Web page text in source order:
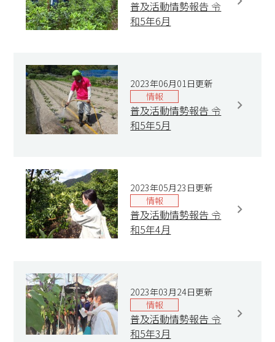
普及活動情勢報告 令
和5年6月
2023年06月01日更新
情報
普及活動情勢報告 令
和5年5月
2023年05月23日更新
情報
普及活動情勢報告 令
和5年4月
2023年03月24日更新
情報
普及活動情勢報告 令
和5年3月